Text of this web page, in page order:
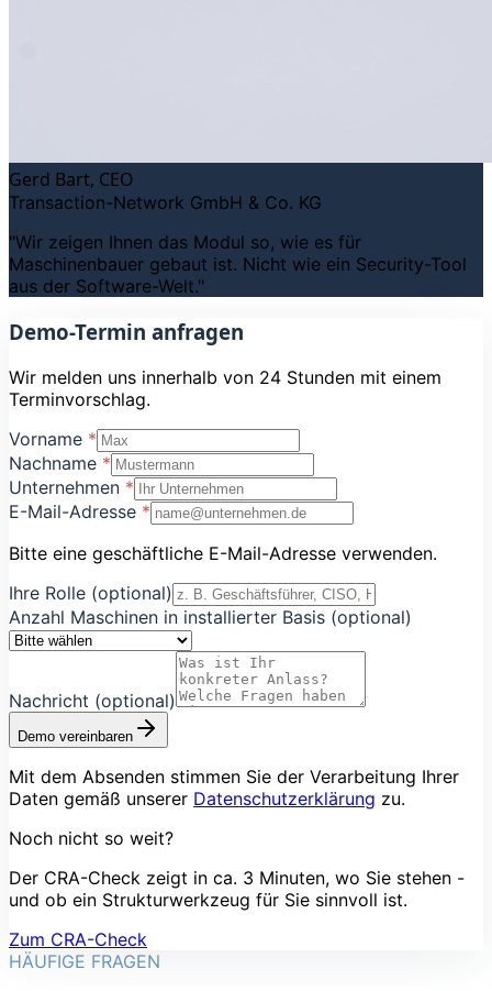
Gerd Bart, CEO
Transaction-Network GmbH & Co. KG
"Wir zeigen Ihnen das Modul so, wie es für
Maschinenbauer gebaut ist. Nicht wie ein Security-Tool
aus der Software-Welt."
Demo-Termin anfragen
Wir melden uns innerhalb von 24 Stunden mit einem
Terminvorschlag.
Vorname *
Nachname *
Unternehmen *
E-Mail-Adresse *
Bitte eine geschäftliche E-Mail-Adresse verwenden.
Ihre Rolle (optional)
Anzahl Maschinen in installierter Basis (optional)
Nachricht (optional)
Demo vereinbaren
Mit dem Absenden stimmen Sie der Verarbeitung Ihrer
Daten gemäß unserer Datenschutzerklärung zu.
Noch nicht so weit?
Der CRA-Check zeigt in ca. 3 Minuten, wo Sie stehen -
und ob ein Strukturwerkzeug für Sie sinnvoll ist.
Zum CRA-Check
HÄUFIGE FRAGEN